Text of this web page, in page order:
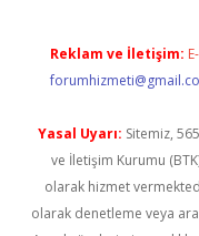
Reklam ve İletişim:
Yasal Uyarı: Sitemiz,
ve İletişim Kurumu
olarak hizmet
olarak denetleme veya